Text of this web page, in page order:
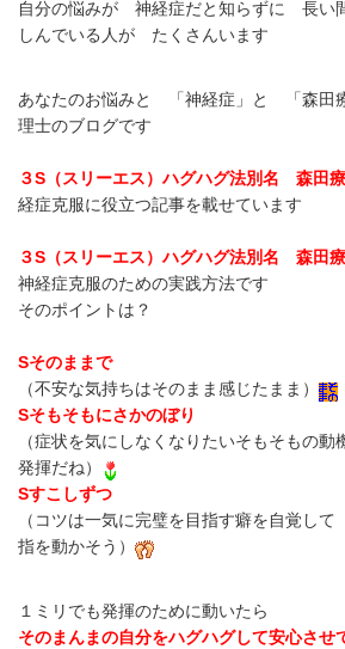
自分の悩みが 神経症だと知らずに 長い
しんでいる人が たくさんいます
あなたのお悩みと 「神経症」と 「森田
理士のブログです
３S（スリーエス）ハグハグ法別名 森田
経症克服に役立つ記事を載せています
３S（スリーエス）ハグハグ法別名 森田
神経症克服のための実践方法です
そのポイントは？
Sそのままで
（不安な気持ちはそのまま感じたまま）
Sそもそもにさかのぼり
（症状を気にしなくなりたいそもそもの
発揮だね）
Sすこしずつ
（コツは一気に完璧を目指す癖を自覚し
指を動かそう）
１ミリでも発揮のために動いたら
そのまんまの自分をハグハグして安心させ